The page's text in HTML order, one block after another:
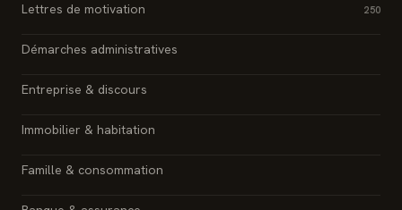
Lettres de motivation 250
Démarches administratives
Entreprise & discours
Immobilier & habitation
Famille & consommation